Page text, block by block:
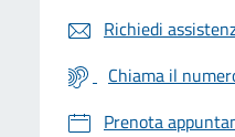
Richiedi
Chiama il
Prenota